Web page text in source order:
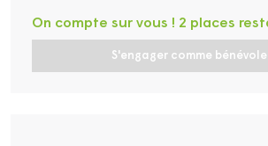
S'engager comme bénévole
On compte sur vous ! 2 places